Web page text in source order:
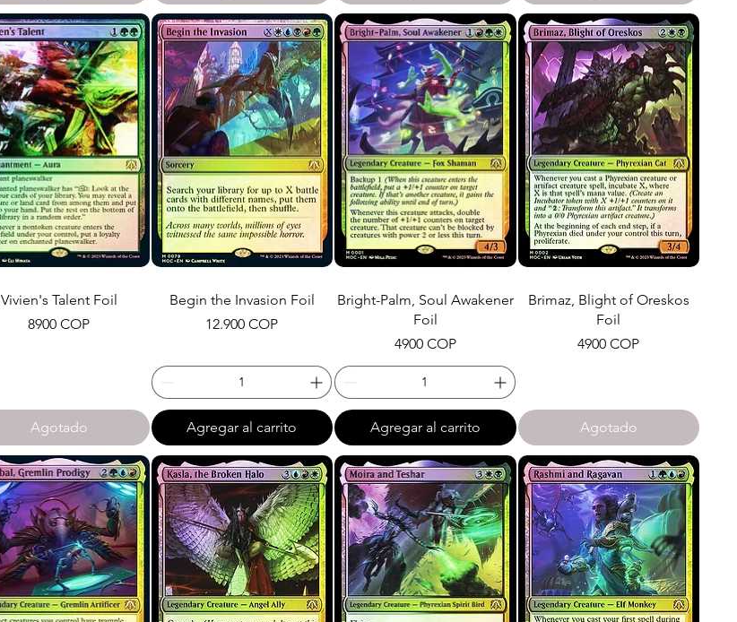
Vivien's Talent Foil
Precio
8900 COP
Agotado
Begin the Invasion Foil
Precio
12.900 COP
Agregar al carrito
Bright-Palm, Soul Awakener
Foil
Precio
4900 COP
Agregar al carrito
Brimaz, Blight of Oreskos
Foil
Precio
4900 COP
Agotado